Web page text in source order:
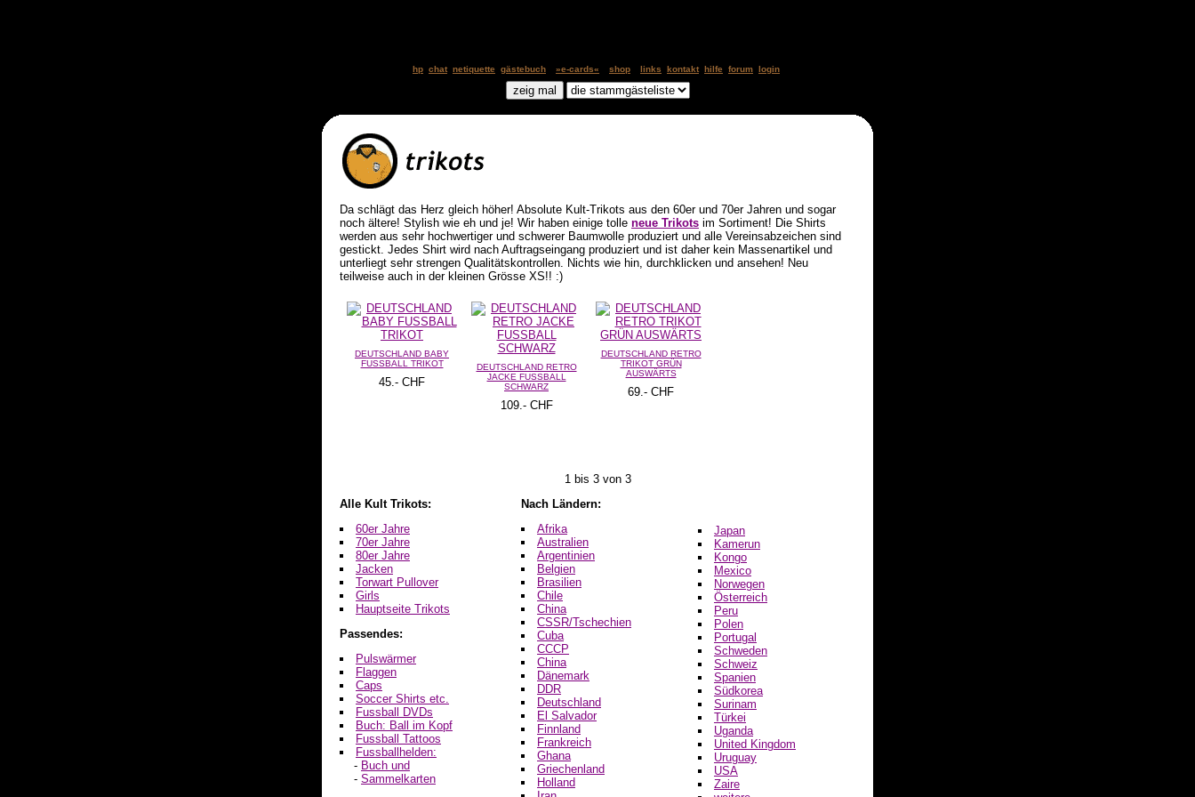
hp chat netiquette gästebuch »e-cards« shop links kontakt hilfe forum login
Da schlägt das Herz gleich höher! Absolute Kult-Trikots aus den 60er und 70er Jahren und sogar
noch ältere! Stylish wie eh und je! Wir haben einige tolle neue Trikots im Sortiment! Die Shirts
werden aus sehr hochwertiger und schwerer Baumwolle produziert und alle Vereinsabzeichen sind
gestickt. Jedes Shirt wird nach Auftragseingang produziert und ist daher kein Massenartikel und
unterliegt sehr strengen Qualitätskontrollen. Nichts wie hin, durchklicken und ansehen! Neu
teilweise auch in der kleinen Grösse XS!! :)
DEUTSCHLAND BABY
FUSSBALL TRIKOT
45.- CHF
DEUTSCHLAND RETRO
JACKE FUSSBALL
SCHWARZ
109.- CHF
DEUTSCHLAND RETRO
TRIKOT GRÜN
AUSWÄRTS
69.- CHF
1 bis 3 von 3
Alle Kult Trikots:
60er Jahre
70er Jahre
80er Jahre
Jacken
Torwart Pullover
Girls
Hauptseite Trikots
Passendes:
Pulswärmer
Flaggen
Caps
Soccer Shirts etc.
Fussball DVDs
Buch: Ball im Kopf
Fussball Tattoos
Fussballhelden:
- Buch und
- Sammelkarten
Nach Ländern:
Afrika
Australien
Argentinien
Belgien
Brasilien
Chile
China
CSSR/Tschechien
Cuba
CCCP
China
Dänemark
DDR
Deutschland
El Salvador
Finnland
Frankreich
Ghana
Griechenland
Holland
Japan
Kamerun
Kongo
Mexico
Norwegen
Österreich
Peru
Polen
Portugal
Schweden
Schweiz
Spanien
Südkorea
Surinam
Türkei
Uganda
United Kingdom
Uruguay
USA
Zaire